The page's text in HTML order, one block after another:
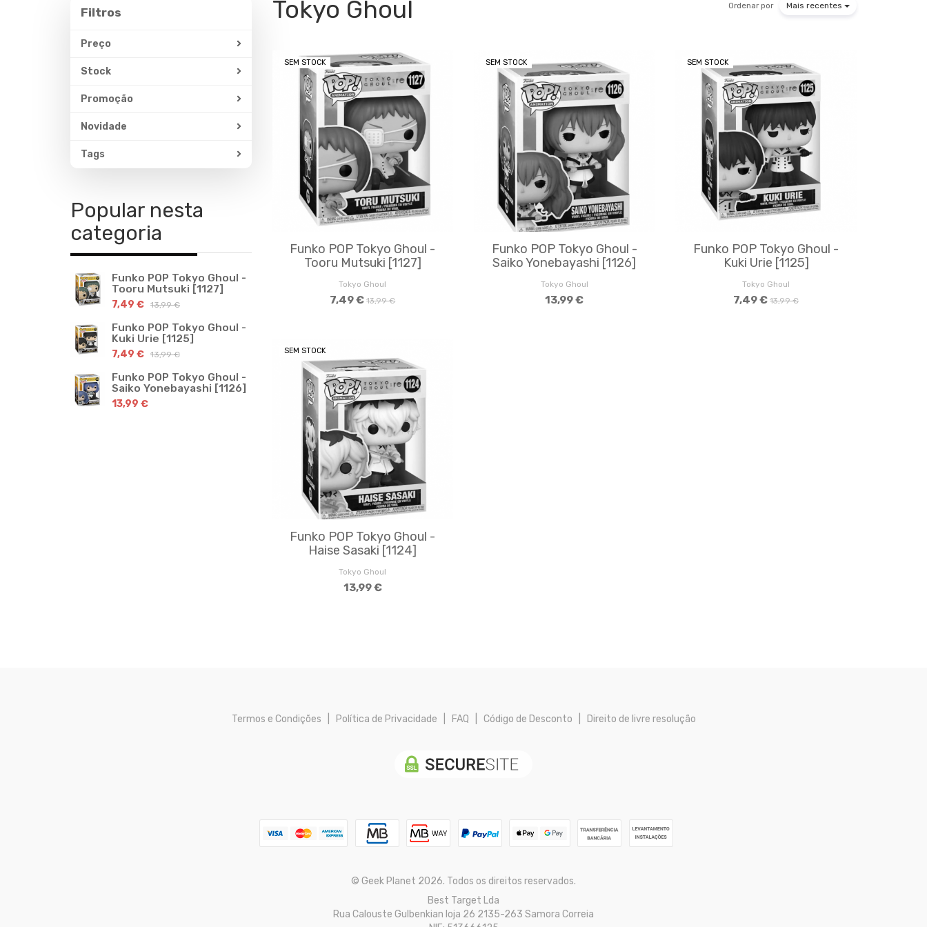
Filtros
Preço
Stock
Promoção
Novidade
Tags
Popular nesta
categoria
Funko POP Tokyo Ghoul -
Tooru Mutsuki [1127]
7,49 € 13,99 €
Funko POP Tokyo Ghoul -
Kuki Urie [1125]
7,49 € 13,99 €
Funko POP Tokyo Ghoul -
Saiko Yonebayashi [1126]
13,99 €
Tokyo Ghoul Ordenar por Mais recentes
SEM STOCK
Funko POP Tokyo Ghoul -
Tooru Mutsuki [1127]
Tokyo Ghoul
7,49 €13,99 €
SEM STOCK
Funko POP Tokyo Ghoul -
Saiko Yonebayashi [1126]
Tokyo Ghoul
13,99 €
SEM STOCK
Funko POP Tokyo Ghoul -
Kuki Urie [1125]
Tokyo Ghoul
7,49 €13,99 €
SEM STOCK
Funko POP Tokyo Ghoul -
Haise Sasaki [1124]
Tokyo Ghoul
13,99 €
Termos e Condições Política de Privacidade FAQ Código de Desconto Direito de livre resolução
© Geek Planet 2026. Todos os direitos reservados.
Best Target Lda
Rua Calouste Gulbenkian loja 26 2135-263 Samora Correia